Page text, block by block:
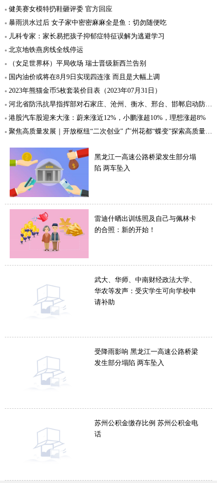
健美赛女模特扔鞋砸评委 官方回应
暴雨洪水过后 女子家中密密麻麻全是鱼：切勿随便吃
儿科专家：家长易把孩子抑郁症特征误解为逃避学习
北京地铁燕房线全线停运
（女足世界杯）平局收场 瑞士晋级新西兰告别
国内油价或将在8月9日实现四连涨 而且是大幅上调
2023年熊猫金币5枚套装价目表（2023年07月31日）
河北省防汛抗旱指挥部对石家庄、沧州、衡水、邢台、邯郸启动防汛防台风Ⅰ级应急响应
港股汽车股迎来大涨：蔚来涨近12%，小鹏涨超10%，理想涨超8%
聚焦高质量发展｜开放枢纽“二次创业” 广州花都“蝶变”探索高质量发展之路
黑龙江一高速公路桥梁发生部分塌
陷 两车坠入
雷迪什晒出训练照及自己与佩林卡
的合照：新的开始！
武大、华师、中南财经政法大学、
华农等发声：受灾学生可向学校申
请补助
受降雨影响 黑龙江一高速公路桥梁
发生部分塌陷 两车坠入
苏州公积金缴存比例 苏州公积金电
话